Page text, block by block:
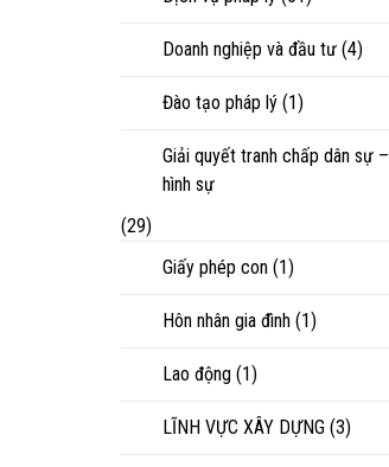
Doanh nghiệp và đầu tư (4)
Đào tạo pháp lý (1)
Giải quyết tranh chấp dân sự –
hình sự
(29)
Giấy phép con (1)
Hôn nhân gia đình (1)
Lao động (1)
LĨNH VỰC XÂY DỰNG (3)